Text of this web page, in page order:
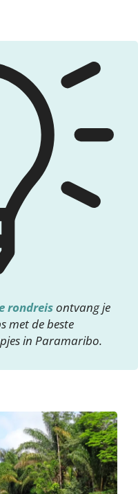
rondreisontvang je
met de beste
in Paramaribo.